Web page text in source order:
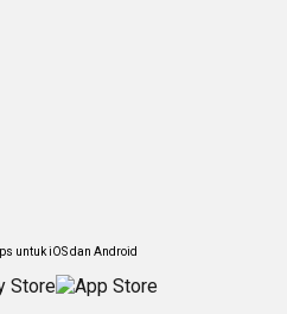
untuk iOS dan Android